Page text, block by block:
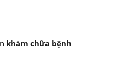
khám chữa bệnh